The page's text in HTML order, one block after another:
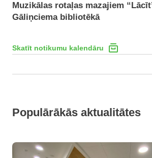
Muzikālas rotaļas mazajiem
Gāliņciema bibliotēkā
Skatīt notikumu kalendāru
Populārākās aktualitātes